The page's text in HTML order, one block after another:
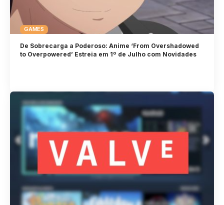
GAMES
De Sobrecarga a Poderoso: Anime ‘From Overshadowed
to Overpowered’ Estreia em 1º de Julho com Novidades